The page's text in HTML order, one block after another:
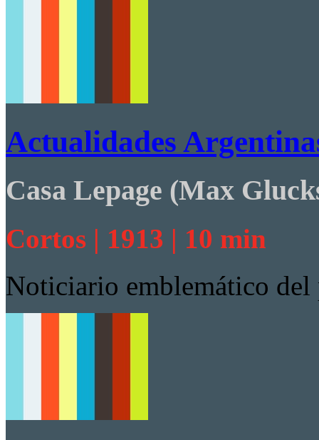
Actualidades
Casa Lepage (Max
Cortos | 1913 | 10 min
Noticiario emblemático del